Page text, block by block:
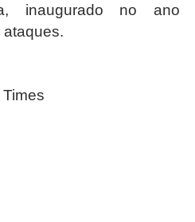
inaugurado no ano